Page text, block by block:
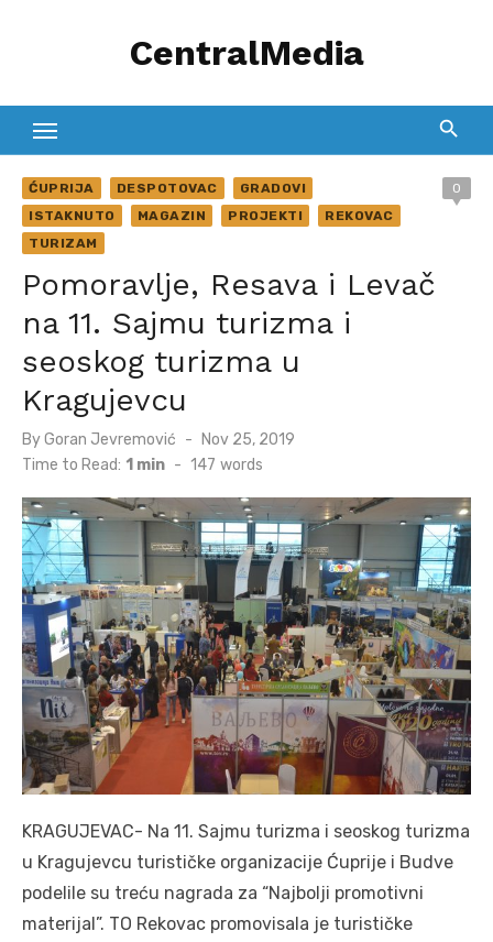
CentralMedia
ĆUPRIJA DESPOTOVAC
GRADOVI
ISTAKNUTO
MAGAZIN PROJEKTI
REKOVAC
TURIZAM
0
Pomoravlje, Resava i Levač
na 11. Sajmu turizma i
seoskog turizma u
Kragujevcu
ByGoran Jevremović
Posted
on
Nov 25, 2019
Time to Read: 1 min - 147 words
KRAGUJEVAC- Na 11. Sajmu turizma i seoskog turizma
u Kragujevcu turističke organizacije Ćuprije i Budve
podelile su treću nagrada za “Najbolji promotivni
materijal”. TO Rekovac promovisala je turističke